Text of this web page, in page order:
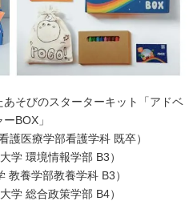
そびのスターターキット「アドベ
BOX」
護医療学部看護学科 既卒）
学 環境情報学部 B3）
教養学部教養学科 B3）
学 総合政策学部 B4）